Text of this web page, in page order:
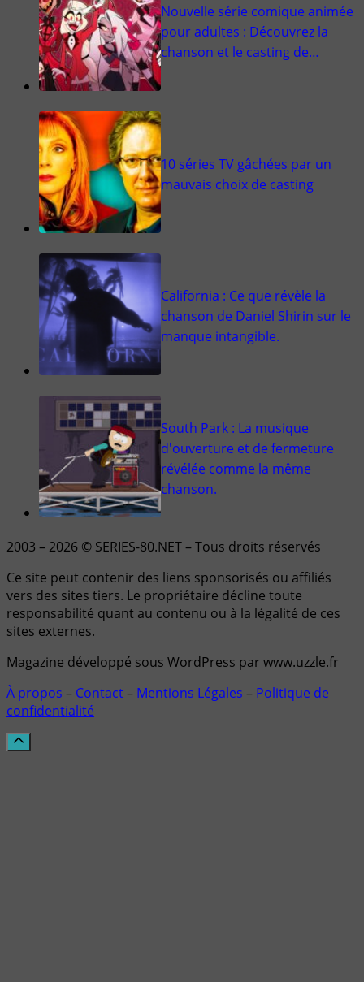
Nouvelle série comique animée
pour adultes : Découvrez la
chanson et le casting de…
10 séries TV gâchées par un
mauvais choix de casting
California : Ce que révèle la
chanson de Daniel Shirin sur le
manque intangible.
South Park : La musique
d'ouverture et de fermeture
révélée comme la même
chanson.
2003 – 2026 © SERIES-80.NET – Tous droits réservés
Ce site peut contenir des liens sponsorisés ou affiliés
vers des sites tiers. Le propriétaire décline toute
responsabilité quant au contenu ou à la légalité de ces
sites externes.
Magazine développé sous WordPress par www.uzzle.fr
À propos – Contact– Mentions Légales – Politique de
confidentialité